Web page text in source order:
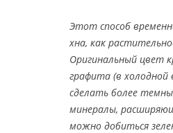
Этот способ
хна, как
Оригинальный цвет
графита (в холодной
сделать более
минералы,
можно добиться